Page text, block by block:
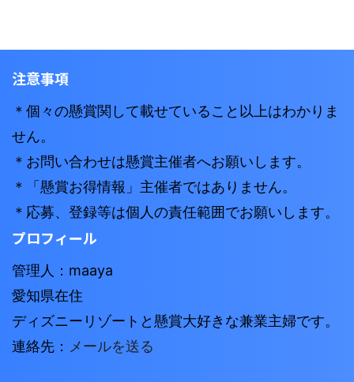
注意事項
＊個々の懸賞関して載せていること以上はわかりま
せん。
＊お問い合わせは懸賞主催者へお願いします。
＊「懸賞お得情報」主催者ではありません。
＊応募、登録等は個人の責任範囲でお願いします。
プロフィール
管理人：maaya
愛知県在住
ディズニーリゾートと懸賞大好きな兼業主婦です。
連絡先： メールを送る